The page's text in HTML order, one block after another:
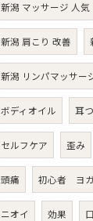
新潟 マッサージ 人気
新潟 肩こり 改善
新潟 リンパマッサー
ボディオイル 耳
セルフケア 歪み
頭痛 初心者 ヨガ
ニオイ 効果